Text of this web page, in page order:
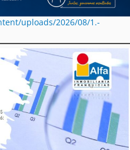
uploads/2026/08/1.-